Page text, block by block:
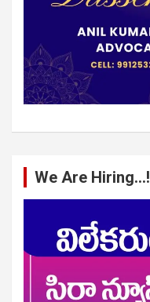
We Are Hiring…!